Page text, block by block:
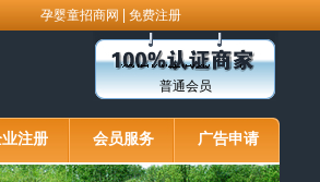
孕婴童招商网 免费注册
普通会员
注册 会员服务 广告申请